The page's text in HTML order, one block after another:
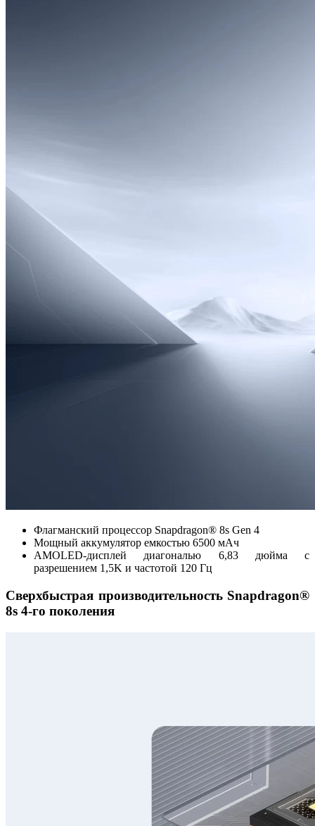
Флагманский процессор Snapdragon® 8s Gen 4
Мощный аккумулятор емкостью 6500 мАч
AMOLED-дисплей диагональю 6,83 дюйма с
разрешением 1,5K и частотой 120 Гц
Сверхбыстрая производительность Snapdragon®
8s 4-го поколения